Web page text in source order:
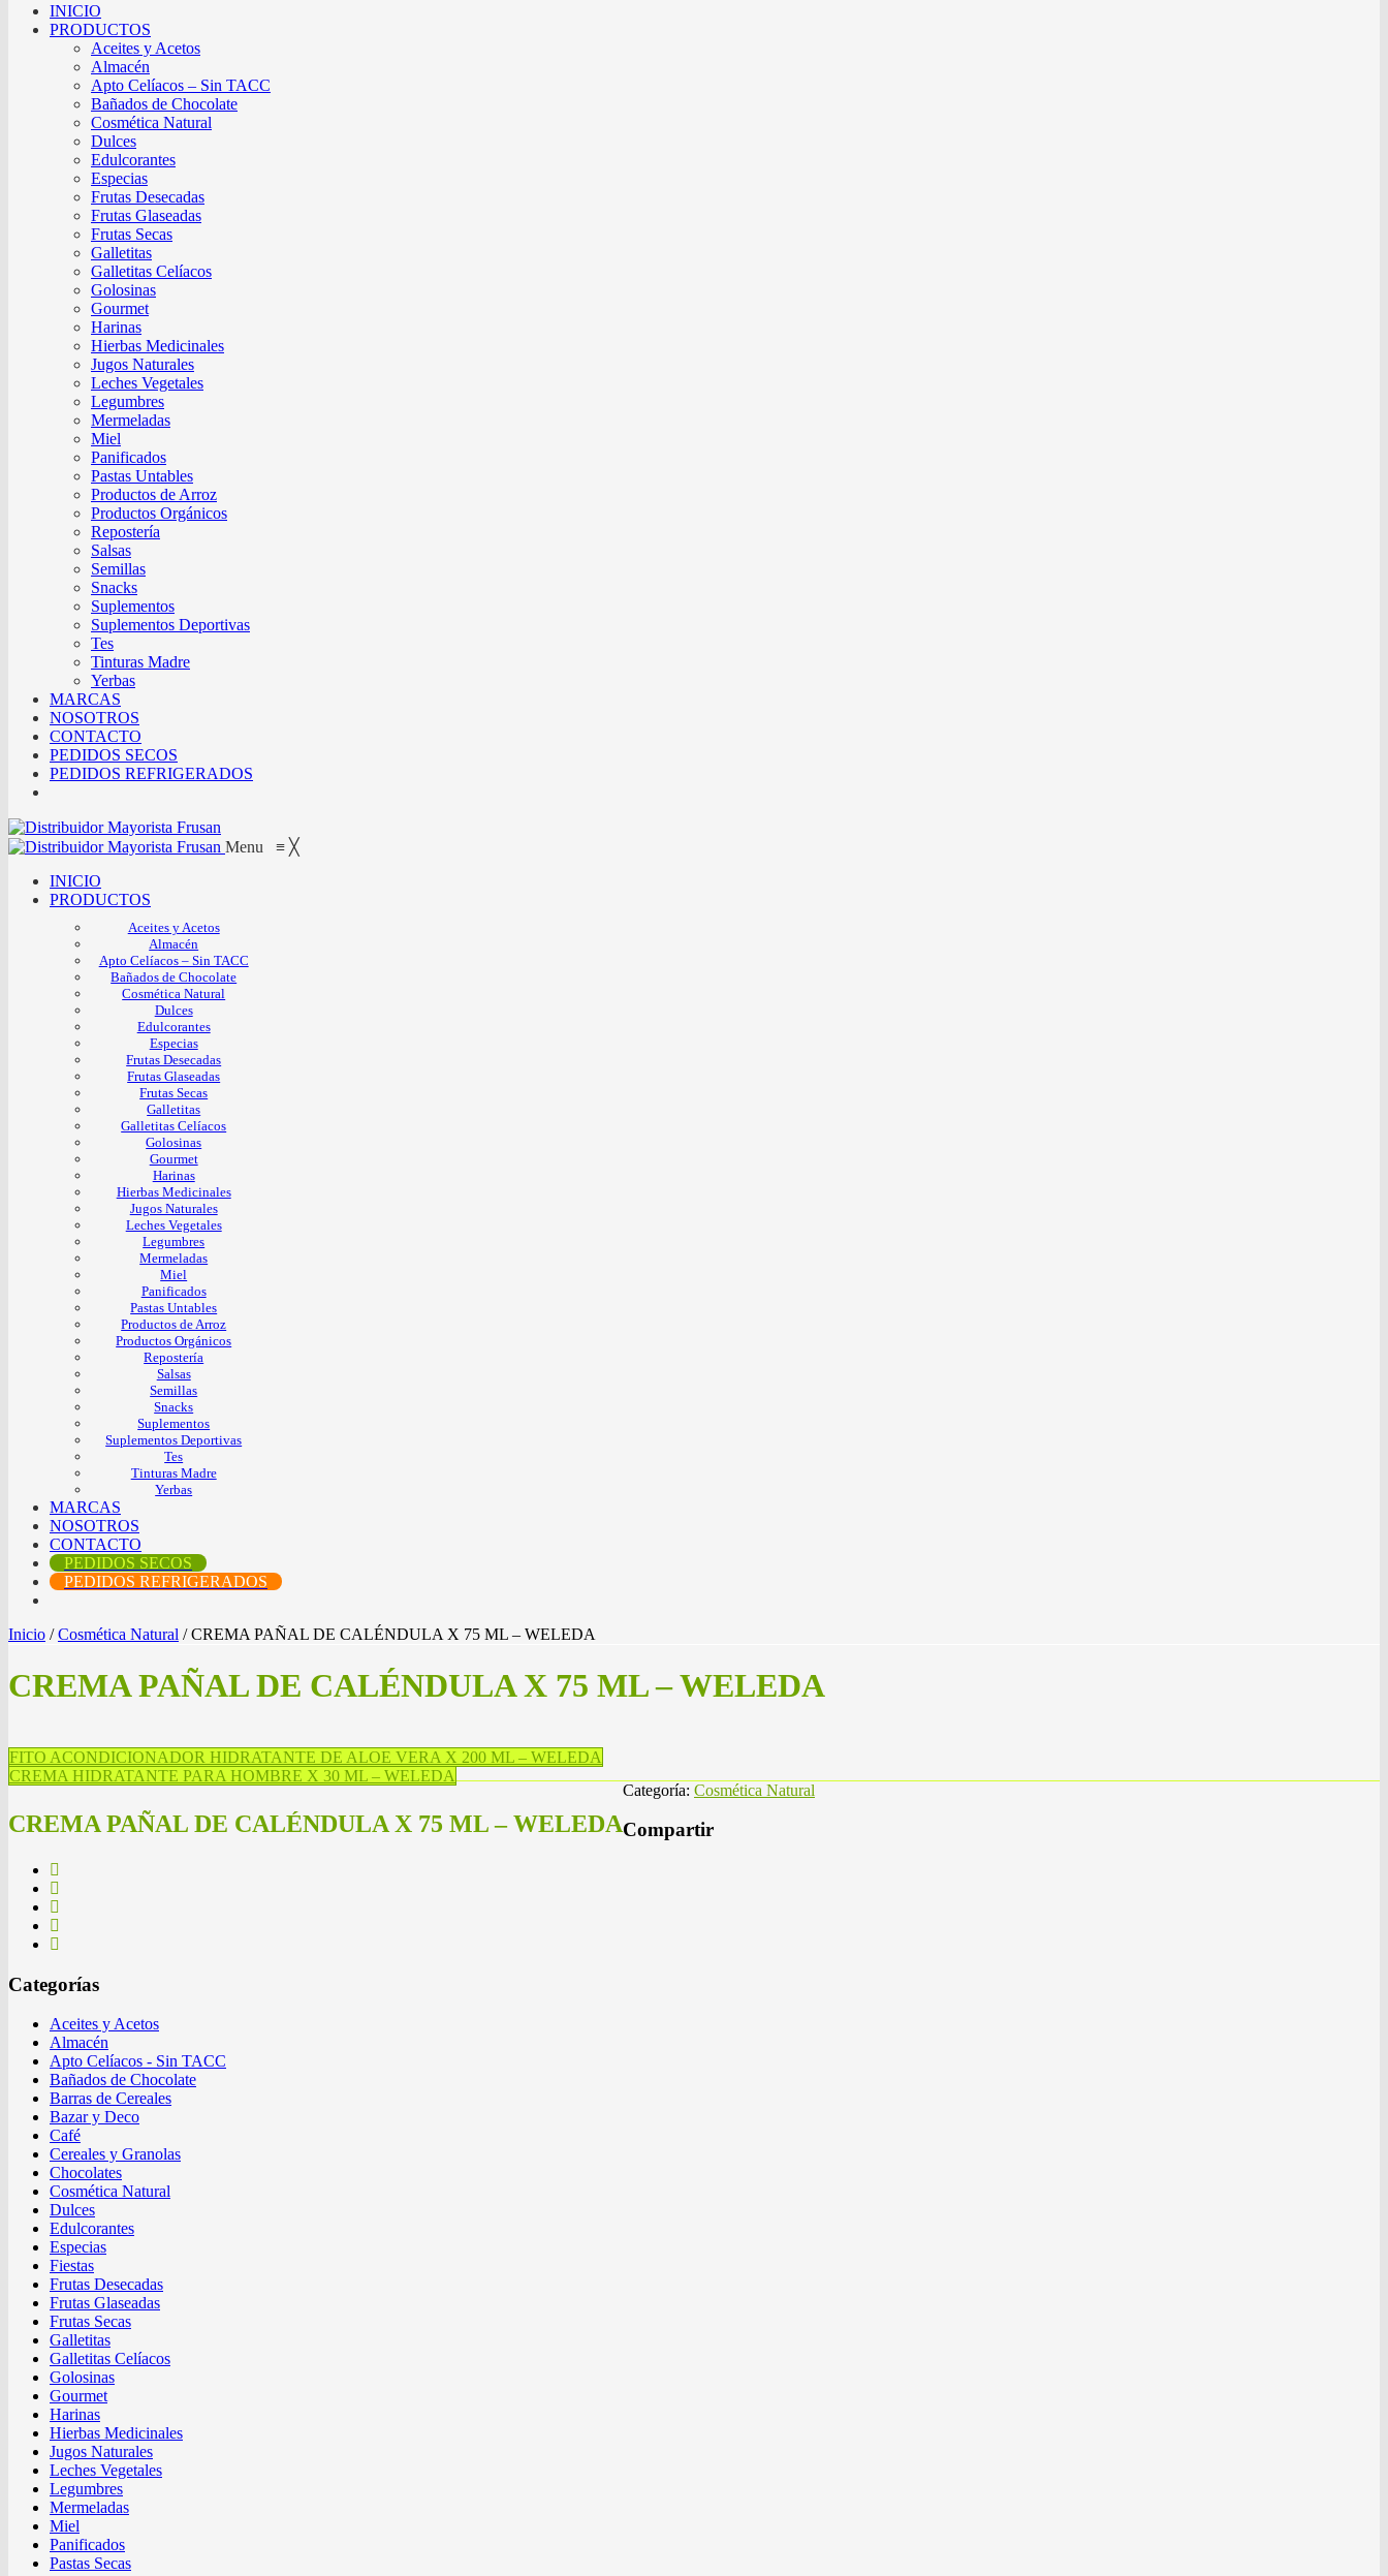
INICIO
PRODUCTOS
Aceites y Acetos
Almacén
Apto Celíacos – Sin TACC
Bañados de Chocolate
Cosmética Natural
Dulces
Edulcorantes
Especias
Frutas Desecadas
Frutas Glaseadas
Frutas Secas
Galletitas
Galletitas Celíacos
Golosinas
Gourmet
Harinas
Hierbas Medicinales
Jugos Naturales
Leches Vegetales
Legumbres
Mermeladas
Miel
Panificados
Pastas Untables
Productos de Arroz
Productos Orgánicos
Repostería
Salsas
Semillas
Snacks
Suplementos
Suplementos Deportivas
Tes
Tinturas Madre
Yerbas
MARCAS
NOSOTROS
CONTACTO
PEDIDOS SECOS
PEDIDOS REFRIGERADOS
Menu ≡ ╳
INICIO
PRODUCTOS
Aceites y Acetos
Almacén
Apto Celíacos – Sin TACC
Bañados de Chocolate
Cosmética Natural
Dulces
Edulcorantes
Especias
Frutas Desecadas
Frutas Glaseadas
Frutas Secas
Galletitas
Galletitas Celíacos
Golosinas
Gourmet
Harinas
Hierbas Medicinales
Jugos Naturales
Leches Vegetales
Legumbres
Mermeladas
Miel
Panificados
Pastas Untables
Productos de Arroz
Productos Orgánicos
Repostería
Salsas
Semillas
Snacks
Suplementos
Suplementos Deportivas
Tes
Tinturas Madre
Yerbas
MARCAS
NOSOTROS
CONTACTO
PEDIDOS SECOS
PEDIDOS REFRIGERADOS
Inicio / Cosmética Natural /CREMA PAÑAL DE CALÉNDULA X 75 ML – WELEDA
CREMA PAÑAL DE CALÉNDULA X 75 ML – WELEDA
FITO ACONDICIONADOR HIDRATANTE DE ALOE VERA X 200 ML – WELEDA
CREMA HIDRATANTE PARA HOMBRE X 30 ML – WELEDA
CREMA PAÑAL DE CALÉNDULA X 75 ML – WELEDA
Categoría: Cosmética Natural
Compartir
Categorías
Aceites y Acetos
Almacén
Apto Celíacos - Sin TACC
Bañados de Chocolate
Barras de Cereales
Bazar y Deco
Café
Cereales y Granolas
Chocolates
Cosmética Natural
Dulces
Edulcorantes
Especias
Fiestas
Frutas Desecadas
Frutas Glaseadas
Frutas Secas
Galletitas
Galletitas Celíacos
Golosinas
Gourmet
Harinas
Hierbas Medicinales
Jugos Naturales
Leches Vegetales
Legumbres
Mermeladas
Miel
Panificados
Pastas Secas